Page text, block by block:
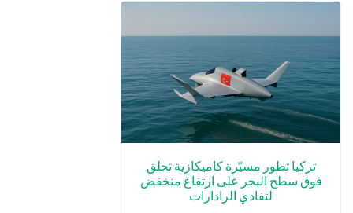
تركيا تطور مسيّرة كاميكازية تحلق
فوق سطح البحر على ارتفاع منخفض
لتفادي الرادارات